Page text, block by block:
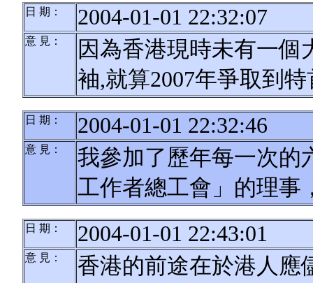
日 期： 2004-01-01 22:32:07
意 見：
因為香港現時未有一個
袖,就算2007年爭取到
日 期： 2004-01-01 22:32:46
意 見：
我參加了歷年每一次的
工作者總工會」的理事
日 期： 2004-01-01 22:43:01
意 見：
香港的前途在於港人應